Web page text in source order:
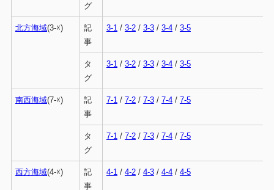
グ
北方海域(3-☓)
記
事
3-1/ 3-2/ 3-3/ 3-4/ 3-5
タ
グ
3-1/ 3-2/ 3-3/ 3-4/ 3-5
南西海域(7-☓)
記
事
7-1/ 7-2/ 7-3/ 7-4/ 7-5
タ
グ
7-1/ 7-2/ 7-3/ 7-4/ 7-5
西方海域(4-☓)
記
事
4-1/ 4-2/ 4-3/ 4-4/ 4-5